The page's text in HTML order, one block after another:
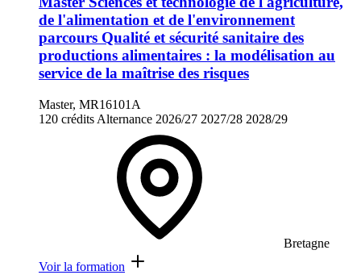
de l'alimentation et de l'environnement
parcours Qualité et sécurité sanitaire des
productions alimentaires : la modélisation au
service de la maîtrise des risques
Master, MR16101A
120 crédits Alternance 2026/27 2027/28 2028/29
Bretagne
Voir la formation